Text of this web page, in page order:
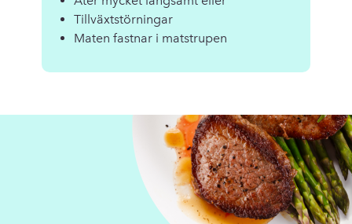
Tillväxtstörningar
Maten fastnar i matstrupen